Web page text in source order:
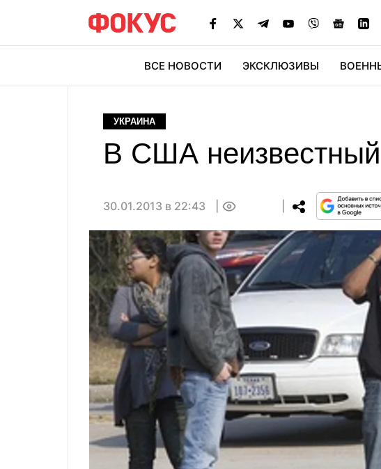
ВСЕ НОВОСТИ ЭКСКЛЮЗИВЫ
УКРАИНА
В США неизвестный
30.01.2013 в 22:43